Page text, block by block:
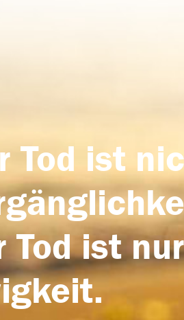
Tod ist
Tod ist